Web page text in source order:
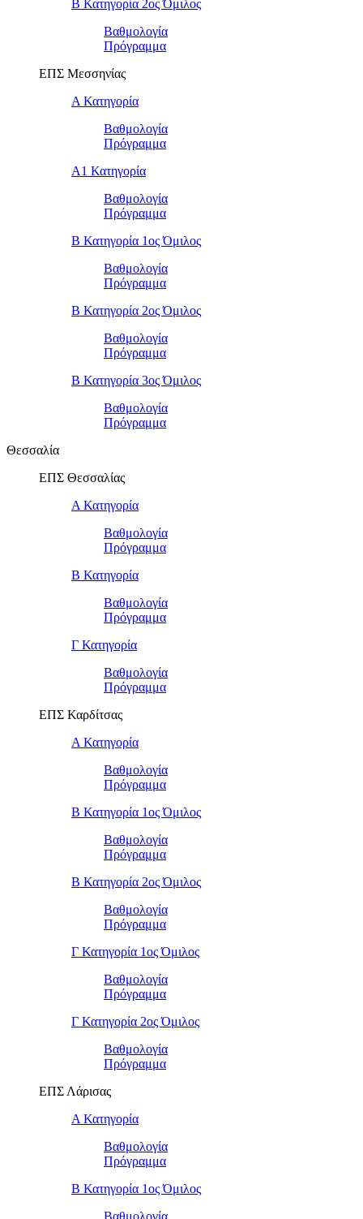
Β Κατηγορία 2ος Όμιλος
Βαθμολογία
Πρόγραμμα
ΕΠΣ Μεσσηνίας
Α Κατηγορία
Βαθμολογία
Πρόγραμμα
Α1 Κατηγορία
Βαθμολογία
Πρόγραμμα
Β Κατηγορία 1ος Όμιλος
Βαθμολογία
Πρόγραμμα
Β Κατηγορία 2ος Όμιλος
Βαθμολογία
Πρόγραμμα
Β Κατηγορία 3ος Όμιλος
Βαθμολογία
Πρόγραμμα
Θεσσαλία
ΕΠΣ Θεσσαλίας
Α Κατηγορία
Βαθμολογία
Πρόγραμμα
Β Κατηγορία
Βαθμολογία
Πρόγραμμα
Γ Κατηγορία
Βαθμολογία
Πρόγραμμα
ΕΠΣ Καρδίτσας
Α Κατηγορία
Βαθμολογία
Πρόγραμμα
Β Κατηγορία 1ος Όμιλος
Βαθμολογία
Πρόγραμμα
Β Κατηγορία 2ος Όμιλος
Βαθμολογία
Πρόγραμμα
Γ Κατηγορία 1ος Όμιλος
Βαθμολογία
Πρόγραμμα
Γ Κατηγορία 2ος Όμιλος
Βαθμολογία
Πρόγραμμα
ΕΠΣ Λάρισας
Α Κατηγορία
Βαθμολογία
Πρόγραμμα
Β Κατηγορία 1ος Όμιλος
Βαθμολογία